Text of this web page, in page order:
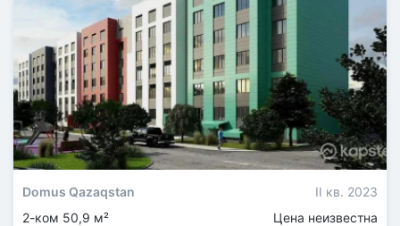
Domus Qazaqstan
II кв. 2023
2-ком 50,9 м²
Цена неизвестна